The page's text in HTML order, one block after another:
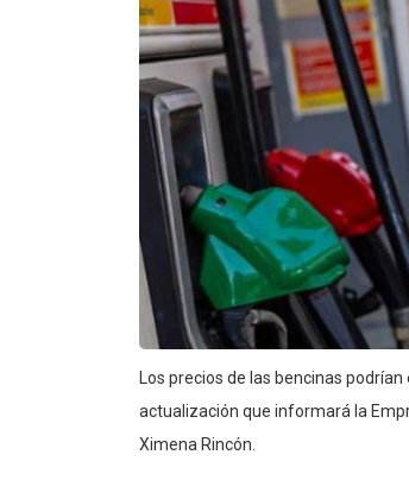
Los precios de las bencinas
actualización que informará la
Ximena Rincón.